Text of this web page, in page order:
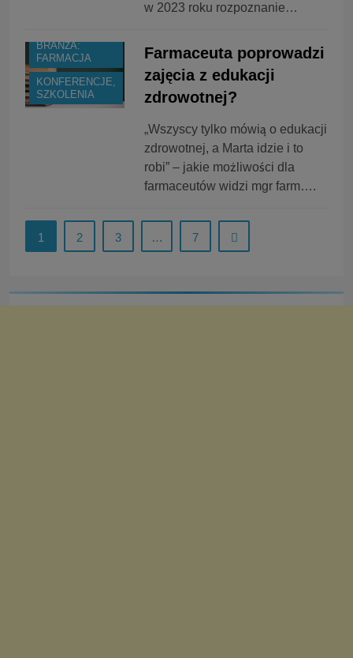
w 2023 roku rozpoznanie…
BRANŻA:
FARMACJA
KONFERENCJE,
SZKOLENIA
Farmaceuta poprowadzi
zajęcia z edukacji
zdrowotnej?
„Wszyscy tylko mówią o edukacji
zdrowotnej, a Marta idzie i to
robi” – jakie możliwości dla
farmaceutów widzi mgr farm….
1 2 3 … 7